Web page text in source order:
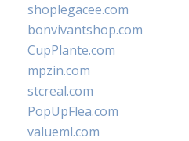
shoplegacee.com
bonvivantshop.com
CupPlante.com
mpzin.com
stcreal.com
PopUpFlea.com
valueml.com